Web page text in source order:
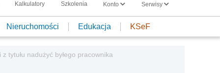
Kalkulatory Szkolenia Konto Serwisy
Nieruchomości Edukacja KSeF
tytułu nadużyć byłego pracownika